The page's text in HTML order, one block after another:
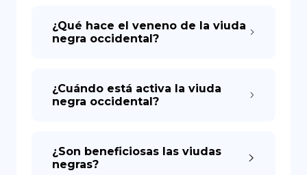
¿Qué hace el veneno de la viuda
negra occidental?
¿Cuándo está activa la viuda
negra occidental?
¿Son beneficiosas las viudas
negras?